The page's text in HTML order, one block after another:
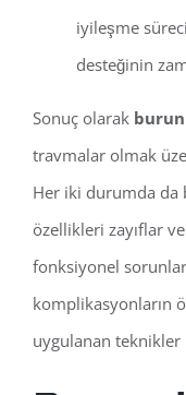
iyileşme
desteğinin
Sonuç olarak
travmalar olmak
Her iki durumda da
özellikleri zayıflar
fonksiyonel
komplikasyonların
uygulanan teknikler